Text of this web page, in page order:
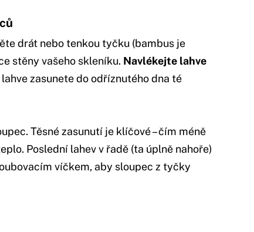
drát nebo tenkou tyčku (bambus je
stěny vašeho skleníku. Navlékejte lahve
zasunete do odříznutého dna té
Těsné zasunutí je klíčové – čím méně
Poslední lahev v řadě (ta úplně nahoře)
víčkem, aby sloupec z tyčky